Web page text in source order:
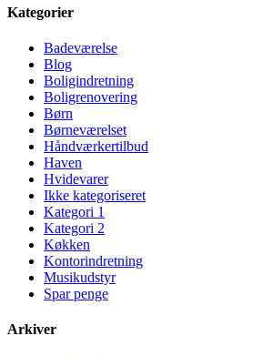
Kategorier
Badeværelse
Blog
Boligindretning
Boligrenovering
Børn
Børneværelset
Håndværkertilbud
Haven
Hvidevarer
Ikke kategoriseret
Kategori 1
Kategori 2
Køkken
Kontorindretning
Musikudstyr
Spar penge
Arkiver